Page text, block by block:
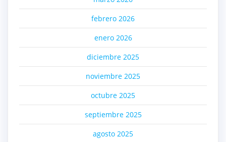
febrero 2026
enero 2026
diciembre 2025
noviembre 2025
octubre 2025
septiembre 2025
agosto 2025